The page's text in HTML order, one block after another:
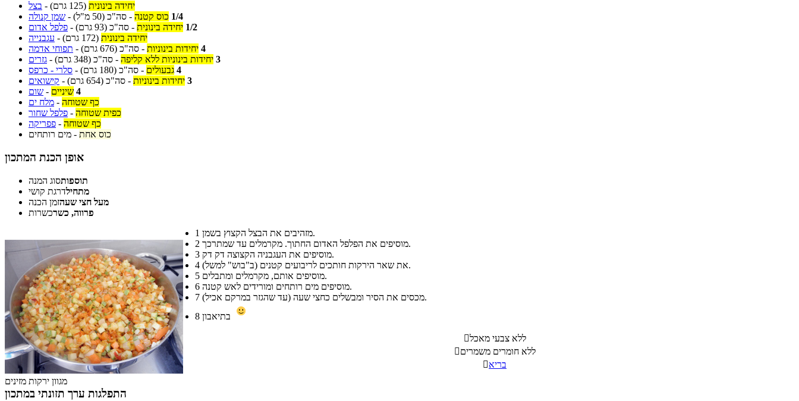
בצל - יחידה בינונית (125 גרם)
שמן קנולה - 1/4 כוס קטנה - סה"כ (50 מ"ל)
פלפל אדום - 1/2 יחידה בינונית - סה"כ (93 גרם)
עגבנייה - יחידה בינונית (172 גרם)
תפוחי אדמה - 4 יחידות בינוניות - סה"כ (676 גרם)
גזרים - 3 יחידות בינוניות ללא קליפה - סה"כ (348 גרם)
סלרי - כרפס - 4 גבעולים - סה"כ (180 גרם)
קישואים - 3 יחידות בינוניות - סה"כ (654 גרם)
שום - 4 שיניים
מלח ים - כף שטוחה
פלפל שחור - כפית שטוחה
פפריקה - כף שטוחה
מים רותחים - כוס אחת
אופן הכנת המתכון
תוספותסוג המנה
מתחילדרגת קושי
מעל חצי שעהזמן הכנה
פרווה, כשרכשרות
מגוון ירקות מזינים
1
מזהיבים את הבצל הקצוץ בשמן.
2
מוסיפים את הפלפל האדום החתוך. מקרמלים עד שמתרכך.
3
מוסיפים את העגבניה הקצוצה דק דק.
4
את שאר הירקות חותכים לריבועים קטנים (ב"בוש" למשל).
5
מוסיפים אותם, מקרמלים ומתבלים.
6
מוסיפים מים רותחים ומורידים לאש קטנה.
7
מכסים את הסיר ומבשלים כחצי שעה (עד שהגזר במרקם אכיל).
8
ללא צבעי מאכל
ללא חומרים משמרים
בריא
התפלגות ערך תזונתי במתכון